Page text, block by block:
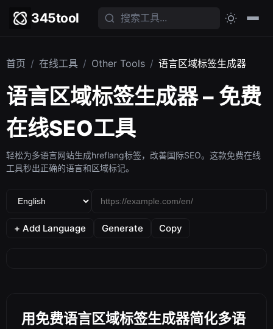
345tool
首页 / 在线工具 / Other Tools / 语言区域标签生成器
语言区域标签生成器 – 免费
在线SEO工具
轻松为多语言网站生成hreflang标签，改善国际SEO。这款免费在线
工具秒出正确的语言和区域标记。
+ Add Language Generate Copy
用免费语言区域标签生成器简化多语